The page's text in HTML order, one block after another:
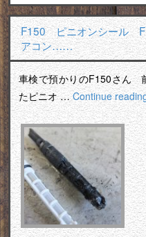
F150 ピニオンシール
アコン……
車検で預かりのF150さん
たピニオ …Continue